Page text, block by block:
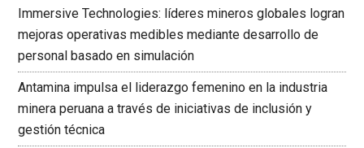
Immersive Technologies: líderes mineros globales logran
mejoras operativas medibles mediante desarrollo de
personal basado en simulación
Antamina impulsa el liderazgo femenino en la industria
minera peruana a través de iniciativas de inclusión y
gestión técnica